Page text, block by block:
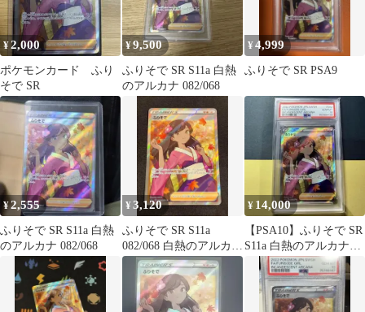
¥2,000
ポケモンカード ふり
そで SR
¥9,500
ふりそで SR S11a 白熱
のアルカナ 082/068
¥4,999
ふりそで SR PSA9
¥2,555
ふりそで SR S11a 白熱
のアルカナ 082/068
¥3,120
ふりそで SR S11a
082/068 白熱のアルカナ
状態良好
¥ 14,000
【PSA10】ふりそで SR
S11a 白熱のアルカナ
082/068